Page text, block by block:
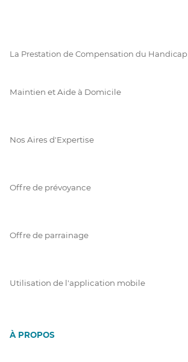
La Prestation de Compensation du Handicap
Maintien et Aide à Domicile
Nos Aires d'Expertise
Offre de prévoyance
Offre de parrainage
Utilisation de l'application mobile
À PROPOS